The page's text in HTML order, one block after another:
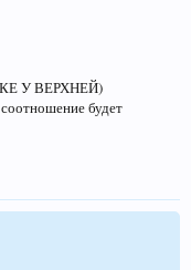
У ВЕРХНЕЙ)
будет